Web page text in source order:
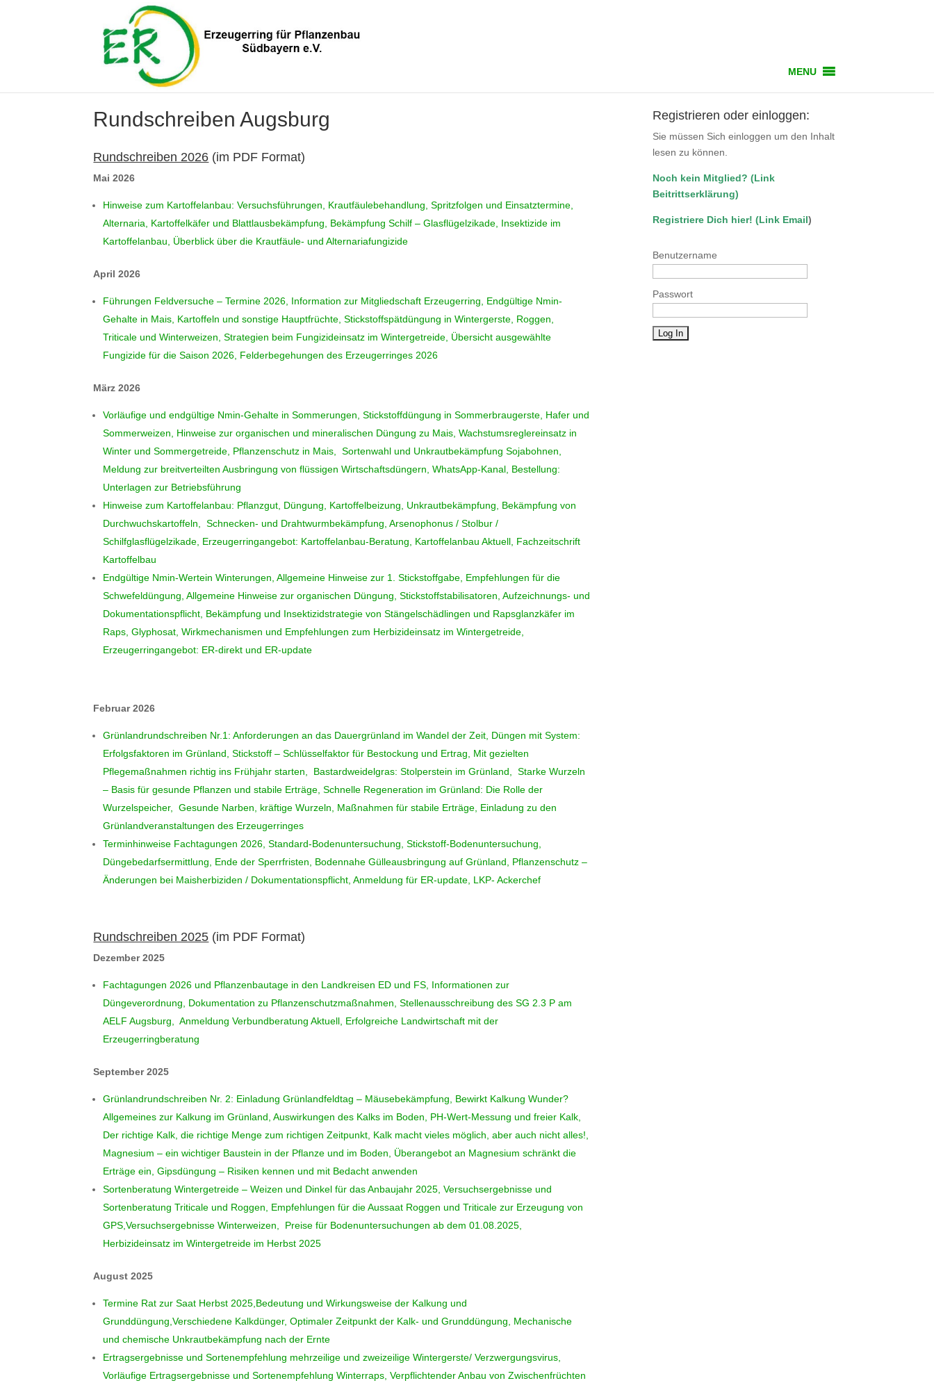
MENU
Rundschreiben Augsburg
Rundschreiben 2026 (im PDF Format)
Mai 2026
Hinweise zum Kartoffelanbau: Versuchsführungen, Krautfäulebehandlung, Spritzfolgen und Einsatztermine,
Alternaria, Kartoffelkäfer und Blattlausbekämpfung, Bekämpfung Schilf – Glasflügelzikade, Insektizide im
Kartoffelanbau, Überblick über die Krautfäule- und Alternariafungizide
April 2026
Führungen Feldversuche – Termine 2026, Information zur Mitgliedschaft Erzeugerring, Endgültige Nmin-
Gehalte in Mais, Kartoffeln und sonstige Hauptfrüchte, Stickstoffspätdüngung in Wintergerste, Roggen,
Triticale und Winterweizen, Strategien beim Fungizideinsatz im Wintergetreide, Übersicht ausgewählte
Fungizide für die Saison 2026, Felderbegehungen des Erzeugerringes 2026
März 2026
Vorläufige und endgültige Nmin-Gehalte in Sommerungen, Stickstoffdüngung in Sommerbraugerste, Hafer und
Sommerweizen, Hinweise zur organischen und mineralischen Düngung zu Mais, Wachstumsreglereinsatz in
Winter und Sommergetreide, Pflanzenschutz in Mais, Sortenwahl und Unkrautbekämpfung Sojabohnen,
Meldung zur breitverteilten Ausbringung von flüssigen Wirtschaftsdüngern, WhatsApp-Kanal, Bestellung:
Unterlagen zur Betriebsführung
Hinweise zum Kartoffelanbau: Pflanzgut, Düngung, Kartoffelbeizung, Unkrautbekämpfung, Bekämpfung von
Durchwuchskartoffeln, Schnecken- und Drahtwurmbekämpfung, Arsenophonus / Stolbur /
Schilfglasflügelzikade, Erzeugerringangebot: Kartoffelanbau-Beratung, Kartoffelanbau Aktuell, Fachzeitschrift
Kartoffelbau
Endgültige Nmin-Wertein Winterungen, Allgemeine Hinweise zur 1. Stickstoffgabe, Empfehlungen für die
Schwefeldüngung, Allgemeine Hinweise zur organischen Düngung, Stickstoffstabilisatoren, Aufzeichnungs- und
Dokumentationspflicht, Bekämpfung und Insektizidstrategie von Stängelschädlingen und Rapsglanzkäfer im
Raps, Glyphosat, Wirkmechanismen und Empfehlungen zum Herbizideinsatz im Wintergetreide,
Erzeugerringangebot: ER-direkt und ER-update
Februar 2026
Grünlandrundschreiben Nr.1: Anforderungen an das Dauergrünland im Wandel der Zeit, Düngen mit System:
Erfolgsfaktoren im Grünland, Stickstoff – Schlüsselfaktor für Bestockung und Ertrag, Mit gezielten
Pflegemaßnahmen richtig ins Frühjahr starten, Bastardweidelgras: Stolperstein im Grünland, Starke Wurzeln
– Basis für gesunde Pflanzen und stabile Erträge, Schnelle Regeneration im Grünland: Die Rolle der
Wurzelspeicher, Gesunde Narben, kräftige Wurzeln, Maßnahmen für stabile Erträge, Einladung zu den
Grünlandveranstaltungen des Erzeugerringes
Terminhinweise Fachtagungen 2026, Standard-Bodenuntersuchung, Stickstoff-Bodenuntersuchung,
Düngebedarfsermittlung, Ende der Sperrfristen, Bodennahe Gülleausbringung auf Grünland, Pflanzenschutz –
Änderungen bei Maisherbiziden / Dokumentationspflicht, Anmeldung für ER-update, LKP- Ackerchef
Rundschreiben 2025 (im PDF Format)
Dezember 2025
Fachtagungen 2026 und Pflanzenbautage in den Landkreisen ED und FS, Informationen zur
Düngeverordnung, Dokumentation zu Pflanzenschutzmaßnahmen, Stellenausschreibung des SG 2.3 P am
AELF Augsburg, Anmeldung Verbundberatung Aktuell, Erfolgreiche Landwirtschaft mit der
Erzeugerringberatung
September 2025
Grünlandrundschreiben Nr. 2: Einladung Grünlandfeldtag – Mäusebekämpfung, Bewirkt Kalkung Wunder?
Allgemeines zur Kalkung im Grünland, Auswirkungen des Kalks im Boden, PH-Wert-Messung und freier Kalk,
Der richtige Kalk, die richtige Menge zum richtigen Zeitpunkt, Kalk macht vieles möglich, aber auch nicht alles!,
Magnesium – ein wichtiger Baustein in der Pflanze und im Boden, Überangebot an Magnesium schränkt die
Erträge ein, Gipsdüngung – Risiken kennen und mit Bedacht anwenden
Sortenberatung Wintergetreide – Weizen und Dinkel für das Anbaujahr 2025, Versuchsergebnisse und
Sortenberatung Triticale und Roggen, Empfehlungen für die Aussaat Roggen und Triticale zur Erzeugung von
GPS,Versuchsergebnisse Winterweizen, Preise für Bodenuntersuchungen ab dem 01.08.2025,
Herbizideinsatz im Wintergetreide im Herbst 2025
August 2025
Termine Rat zur Saat Herbst 2025,Bedeutung und Wirkungsweise der Kalkung und
Grunddüngung,Verschiedene Kalkdünger, Optimaler Zeitpunkt der Kalk- und Grunddüngung, Mechanische
und chemische Unkrautbekämpfung nach der Ernte
Ertragsergebnisse und Sortenempfehlung mehrzeilige und zweizeilige Wintergerste/ Verzwergungsvirus,
Vorläufige Ertragsergebnisse und Sortenempfehlung Winterraps, Verpflichtender Anbau von Zwischenfrüchten
Registrieren oder einloggen:
Sie müssen Sich einloggen um den Inhalt
lesen zu können.
Noch kein Mitglied? (Link
Beitrittserklärung)
Registriere Dich hier! (Link Email)
Benutzername
Passwort